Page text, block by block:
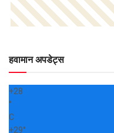
हवामान अपडेट्स
+28
°
C
+29°